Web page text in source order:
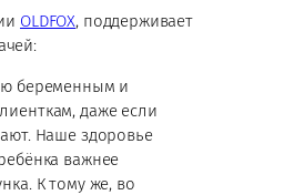
OLDFOX, поддерживает
беременным и
даже если
Наше здоровье
важнее
К тому же, во